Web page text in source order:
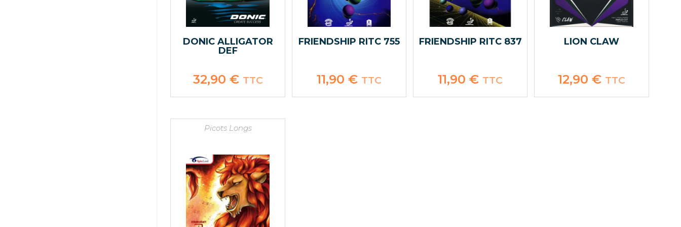
DONIC ALLIGATOR
DEF
32,90 € TTC
FRIENDSHIP RITC 755
11,90 € TTC
FRIENDSHIP RITC 837
11,90€ TTC
LION CLAW
12,90 € TTC
Picots Longs